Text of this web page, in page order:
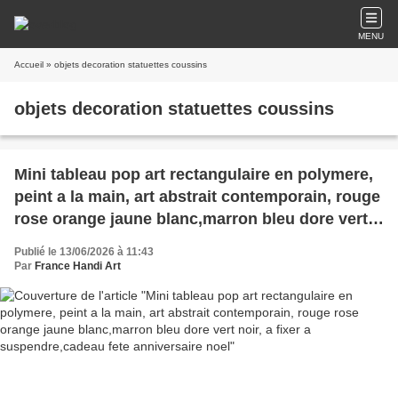
MENU
Accueil » objets decoration statuettes coussins
objets decoration statuettes coussins
Mini tableau pop art rectangulaire en polymere,
peint a la main, art abstrait contemporain, rouge
rose orange jaune blanc,marron bleu dore vert
noir, a fixer a suspendre,cadeau fete
anniversaire noel
Publié le 13/06/2026 à 11:43
Par France Handi Art